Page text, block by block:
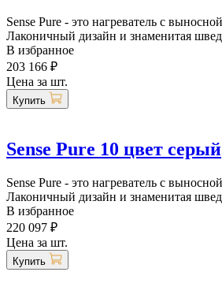
Sense Pure - это нагреватель с
Лаконичный дизайн и знаменитая
В избранное
203 166 ₽
Цена за шт.
Купить
Sense Pure 10 цвет серый
Sense Pure - это нагреватель с
Лаконичный дизайн и знаменитая
В избранное
220 097 ₽
Цена за шт.
Купить